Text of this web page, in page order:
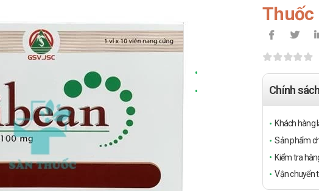
Thuốc
Chính
Khách hàng
Sản phẩm
Kiểm tra
Vận chuyển